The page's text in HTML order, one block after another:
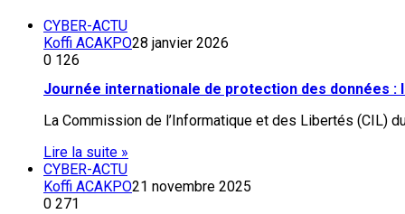
CYBER-ACTU
Koffi ACAKPO28 janvier 2026
0 126
Journée internationale de protection des données :
La Commission de l’Informatique et des Libertés (CIL)
Lire la suite »
CYBER-ACTU
Koffi ACAKPO21 novembre 2025
0 271